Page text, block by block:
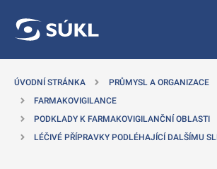
ÚVODNÍ STRÁNKA PRŮMYSL A ORGANIZACE
FARMAKOVIGILANCE
PODKLADY K FARMAKOVIGILANČNÍ OBLASTI
LÉČIVÉ PŘÍPRAVKY PODLÉHAJÍCÍ DALŠÍMU